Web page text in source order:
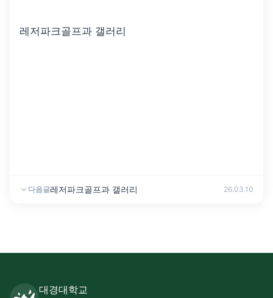
레저파크골프과 갤러리
다음글레저파크골프과 갤러리 26.03.10
대경대학교